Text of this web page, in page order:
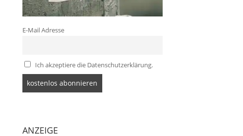
E-Mail Adresse
Ich akzeptiere die Datenschutzerklärung.
ANZEIGE